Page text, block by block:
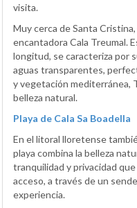
visita.
Muy cerca de Santa
encantadora Cala Treumal.
longitud, se caracteriza por
aguas transparentes,
y vegetación mediterránea,
belleza natural.
Playa de Cala Sa Boadella
En el litoral lloretense
playa combina la belleza
tranquilidad y privacidad
acceso, a través de un
experiencia.